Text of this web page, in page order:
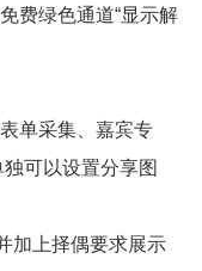
费绿色通道“显示解
单采集、嘉宾专
可以设置分享图
加上择偶要求展示